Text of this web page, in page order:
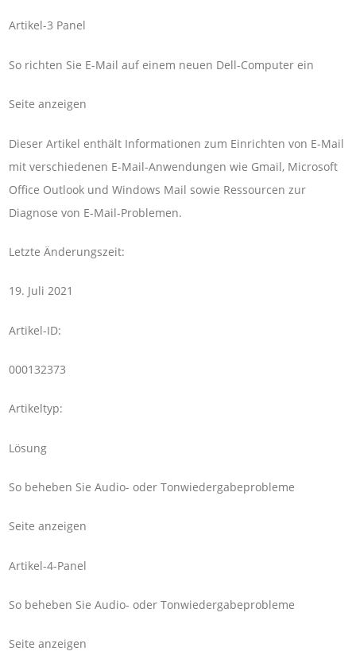
Artikel-3 Panel
So richten Sie E-Mail auf einem neuen Dell-Computer ein
Seite anzeigen
Dieser Artikel enthält Informationen zum Einrichten von E-Mail
mit verschiedenen E-Mail-Anwendungen wie Gmail, Microsoft
Office Outlook und Windows Mail sowie Ressourcen zur
Diagnose von E-Mail-Problemen.
Letzte Änderungszeit:
19. Juli 2021
Artikel-ID:
000132373
Artikeltyp:
Lösung
So beheben Sie Audio- oder Tonwiedergabeprobleme
Seite anzeigen
Artikel-4-Panel
So beheben Sie Audio- oder Tonwiedergabeprobleme
Seite anzeigen